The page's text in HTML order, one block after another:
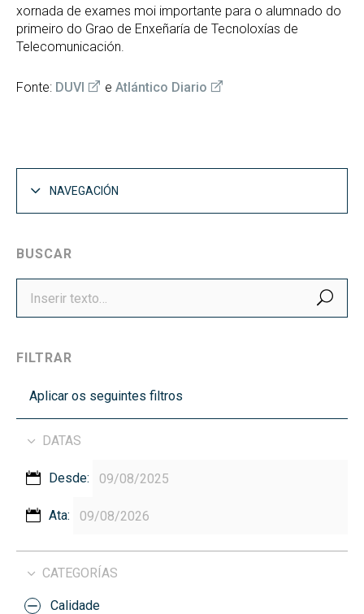
xornada de exames moi importante para o alumnado do
primeiro do Grao de Enxeñaría de Tecnoloxías de
Telecomunicación.
Fonte: DUVI e Atlántico Diario
NAVEGACIÓN
BUSCAR
FILTRAR
Aplicar os seguintes filtros
DATAS
Desde:
Ata:
CATEGORÍAS
Calidade